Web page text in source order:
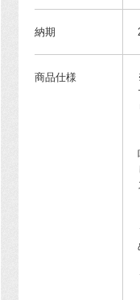
納期
商品仕様